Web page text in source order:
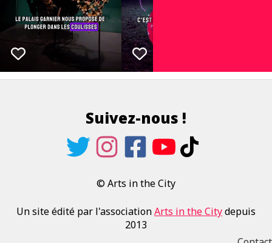
Suivez-nous !
© Arts in the City
Un site édité par l'associationArts in the Citydepuis
2013